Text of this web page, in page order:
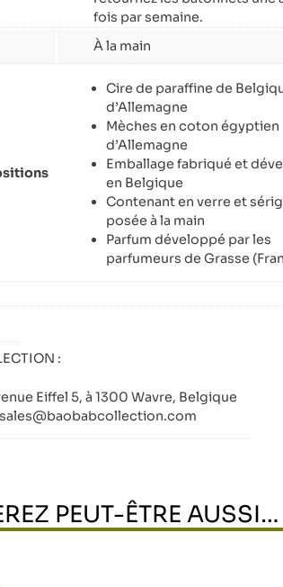
fois par semaine.
À la main
Cire de paraffine de
d’Allemagne
Mèches en coton égyptien
d’Allemagne
Emballage fabriqué et
en Belgique
Contenant en verre et
posée à la main
Parfum développé par les
parfumeurs de Grasse
:
Eiffel 5, à 1300 Wavre, Belgique
PEUT-ÊTRE AUSSI…